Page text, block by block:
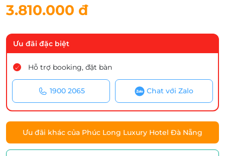
3.810.000 đ
Ưu đãi đặc biệt
Hỗ trợ booking, đặt bàn
1900 2065 Chat với Zalo
Ưu đãi khác của Phúc Long Luxury Hotel Đà Nẵng